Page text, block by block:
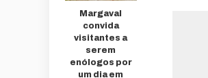
Margaval
convida
visitantes a
serem
enólogos por
um dia em